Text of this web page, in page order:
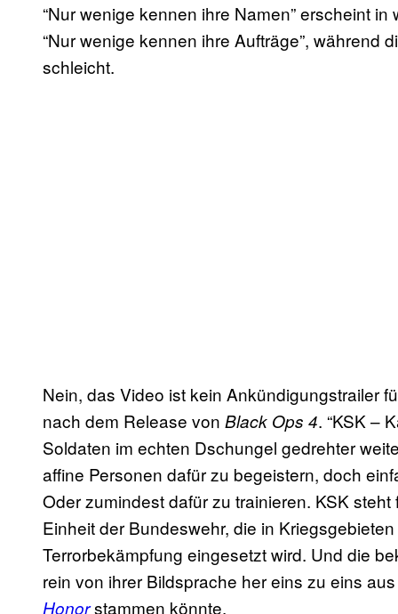
“Nur wenige kennen ihre Namen” erscheint
“Nur wenige kennen ihre Aufträge”, während
schleicht.
Nein, das Video ist kein Ankündigungstrailer
nach dem Release von Black Ops 4. “KSK –
Soldaten im echten Dschungel gedrehter
affine Personen dafür zu begeistern, doch
Oder zumindest dafür zu trainieren. KSK
Einheit der Bundeswehr, die in
Terrorbekämpfung eingesetzt wird. Und die
rein von ihrer Bildsprache her eins zu eins
Honorstammen könnte.